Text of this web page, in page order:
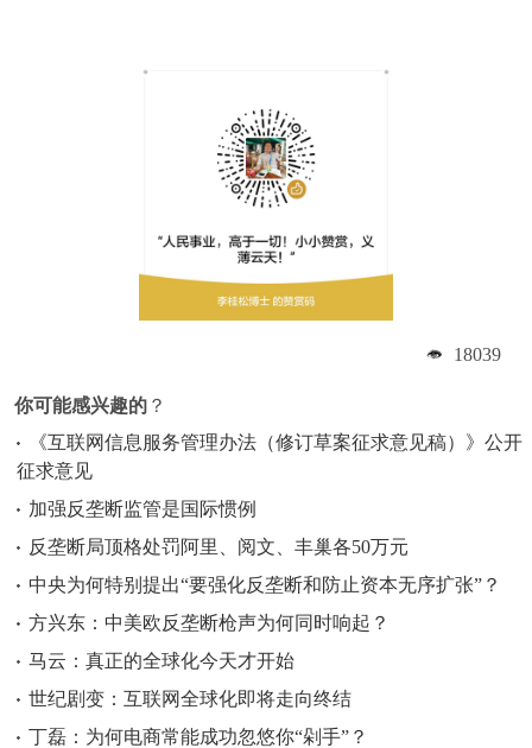
18039
你可能感兴趣的 ？
《互联网信息服务管理办法（修订草案征求意见稿）》公开
征求意见
加强反垄断监管是国际惯例
反垄断局顶格处罚阿里、阅文、丰巢各50万元
中央为何特别提出“要强化反垄断和防止资本无序扩张”？
方兴东：中美欧反垄断枪声为何同时响起？
马云：真正的全球化今天才开始
世纪剧变：互联网全球化即将走向终结
丁磊：为何电商常能成功忽悠你“剁手”？